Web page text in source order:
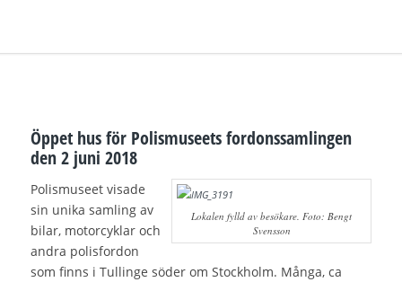
Öppet hus för Polismuseets fordonssamlingen
den 2 juni 2018
Lokalen fylld av besökare. Foto: Bengt
Svensson
Polismuseet visade
sin unika samling av
bilar, motorcyklar och
andra polisfordon
som finns i Tullinge söder om Stockholm. Många, ca